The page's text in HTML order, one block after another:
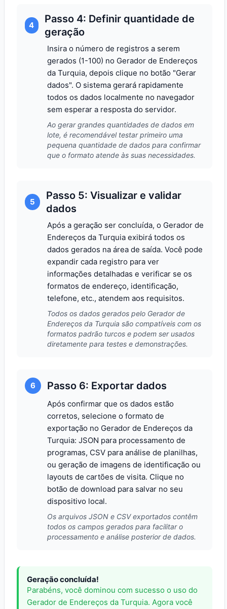
4
Passo 4: Definir quantidade de
geração
Insira o número de registros a serem
gerados (1-100) no Gerador de Endereços
da Turquia, depois clique no botão "Gerar
dados". O sistema gerará rapidamente
todos os dados localmente no navegador
sem esperar a resposta do servidor.
Ao gerar grandes quantidades de dados em
lote, é recomendável testar primeiro uma
pequena quantidade de dados para confirmar
que o formato atende às suas necessidades.
5
Passo 5: Visualizar e validar
dados
Após a geração ser concluída, o Gerador de
Endereços da Turquia exibirá todos os
dados gerados na área de saída. Você pode
expandir cada registro para ver
informações detalhadas e verificar se os
formatos de endereço, identificação,
telefone, etc., atendem aos requisitos.
Todos os dados gerados pelo Gerador de
Endereços da Turquia são compatíveis com os
formatos padrão turcos e podem ser usados
diretamente para testes e demonstrações.
6 Passo 6: Exportar dados
Após confirmar que os dados estão
corretos, selecione o formato de
exportação no Gerador de Endereços da
Turquia: JSON para processamento de
programas, CSV para análise de planilhas,
ou geração de imagens de identificação ou
layouts de cartões de visita. Clique no
botão de download para salvar no seu
dispositivo local.
Os arquivos JSON e CSV exportados contêm
todos os campos gerados para facilitar o
processamento e análise posterior de dados.
Geração concluída!
Parabéns, você dominou com sucesso o uso do
Gerador de Endereços da Turquia. Agora você